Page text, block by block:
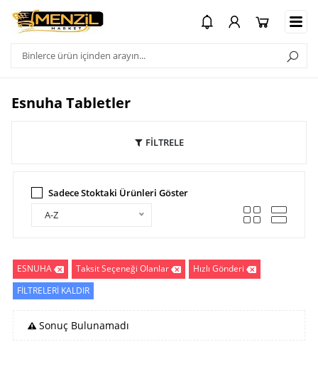
Esnuha Tabletler
FİLTRELE
Sadece Stoktaki Ürünleri Göster
A-Z
ESNUHA Taksit Seçeneği Olanlar
Hızlı Gönderi
FİLTRELERİ KALDIR
Sonuç Bulunamadı